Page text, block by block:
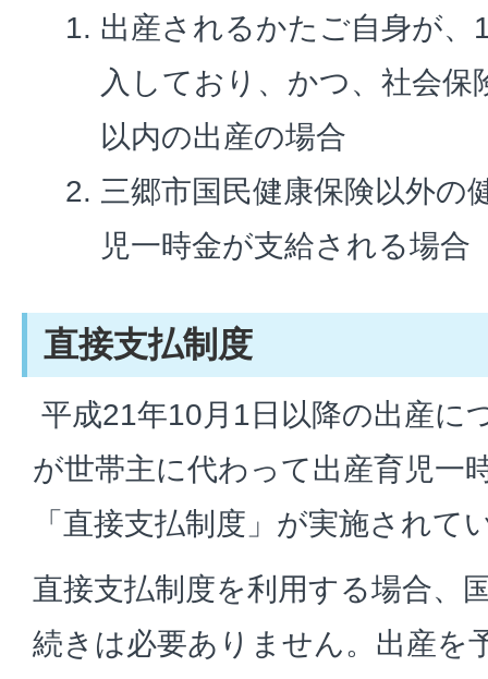
出産されるかたご自身が、
入しており、かつ、社会
以内の出産の場合
三郷市国民健康保険以外の
児一時金が支給される場合
直接支払制度
平成21年10月1日以降の出産に
が世帯主に代わって出産育児一
「直接支払制度」が実施されて
直接支払制度を利用する場合、
続きは必要ありません。出産を